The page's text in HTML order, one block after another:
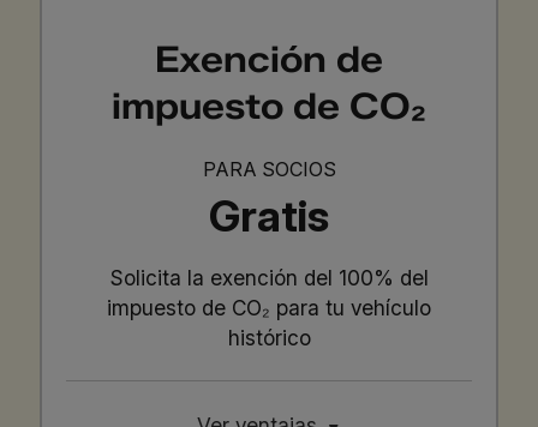
Exención de
impuesto de CO₂
PARA SOCIOS
Gratis
Solicita la exención del 100% del
impuesto de CO₂ para tu vehículo
histórico